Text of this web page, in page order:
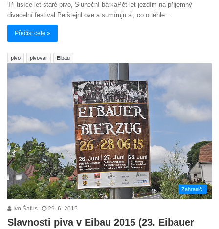
Tři tisíce let staré pivo, Sluneční bárkaPět let jezdím na příjemný
divadelní festival PerštejnLove a sumíruju si, co o téhle…
Přečíst celé »
pivo pivovar Eibau
Zahraničí
Ivo Šafus 29. 6. 2015
Slavnosti piva v Eibau 2015 (23. Eibauer